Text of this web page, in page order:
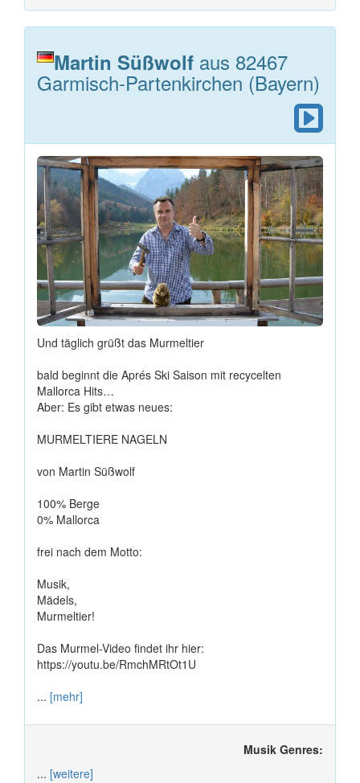
Martin Süßwolf aus 82467
Garmisch-Partenkirchen (Bayern)
Und täglich grüßt das Murmeltier
bald beginnt die Aprés Ski Saison mit recycelten
Mallorca Hits…
Aber: Es gibt etwas neues:
MURMELTIERE NAGELN
von Martin Süßwolf
100% Berge
0% Mallorca
frei nach dem Motto:
Musik,
Mädels,
Murmeltier!
Das Murmel-Video findet ihr hier:
https://youtu.be/RmchMRtOt1U
... [mehr]
Musik Genres:
... [weitere]